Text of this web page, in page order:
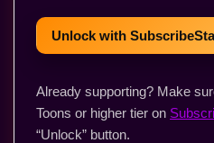
Unlock with
Already supporting? Make
Toons or higher tier on
“Unlock” button.